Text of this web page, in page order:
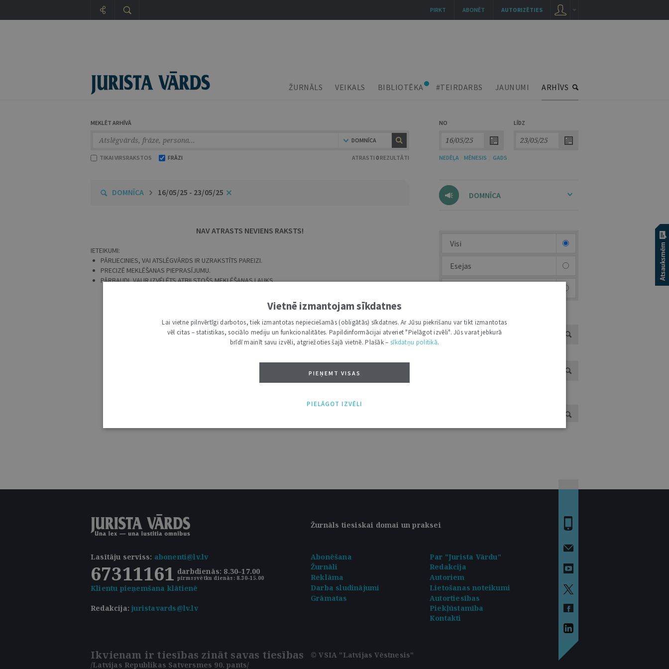
ŽURNĀLS VEIKALS BIBLIOTĒKA #TEIRDARBS JAUNUMI ARHĪVS
MEKLĒT ARHĪVĀ
DOMNĪCA
TIKAI VIRSRAKSTOS FRĀZI ATRASTI 0 REZULTĀTI
NO LĪDZ
NEDĒĻA MĒNESIS GADS
DOMNĪCA 16/05/25 - 23/05/25
NAV ATRASTS NEVIENS RAKSTS!
IETEIKUMI:
PĀRLIECINIES, VAI ATSLĒGVĀRDS IR UZRAKSTĪTS PAREIZI.
PRECIZĒ MEKLĒŠANAS PIEPRASĪJUMU.
PĀRBAUDI, VAI IR IZVĒLĒTS ATBILSTOŠS MEKLĒŠANAS LAUKS.
DOMNĪCA
Visi
Esejas
ESEJAS AUTORI
Žurnāls tiesiskai domai un praksei
Lasītāju serviss: abonenti@lv.lv
67311161 darbdienās: 8.30–17.00
pirmssvētku dienās: 8.30–15.00
Klientu pieņemšana klātienē
Abonēšana
Par "Jurista Vārdu"
Žurnāli
Redakcija
Reklāma
Autoriem
Darba sludinājumi
Lietošanas noteikumi
Redakcija:juristavards@lv.lv
Grāmatas
Autortiesības
Piekļūstamība
Kontakti
Ikvienam ir tiesības zināt savas tiesības
/Latvijas Republikas Satversmes 90. pants/
© VSIA "Latvijas Vēstnesis"
AUTORIZĒTIES
ABONĒT
PIRKT
Vietnē izmantojam sīkdatnes
Lai vietne pilnvērtīgi darbotos, tiek izmantotas nepieciešamās (obligātās) sīkdatnes. Ar Jūsu piekrišanu var tikt izmantotas
vēl citas – statistikas, sociālo mediju un funkcionalitātes. Papildinformācijai atveriet "Pielāgot izvēli". Jūs varat jebkurā
brīdī mainīt savu izvēli, atgriežoties šajā vietnē. Plašāk – sīkdatņu politikā.
PIEŅEMT VISAS
PIELĀGOT IZVĒLI